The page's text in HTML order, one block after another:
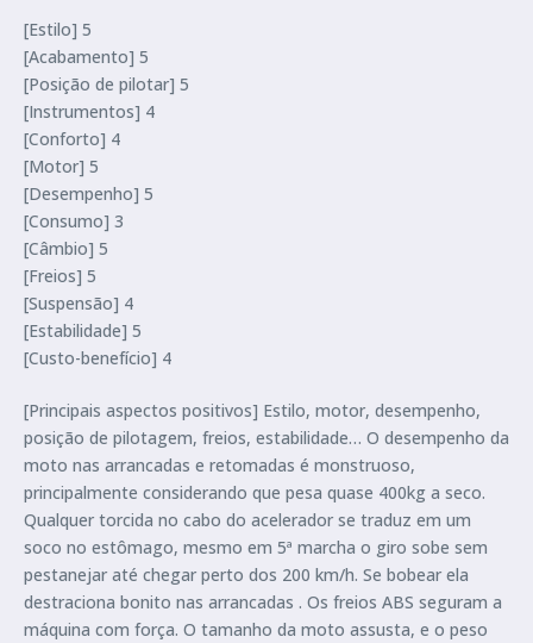
[Estilo] 5
[Acabamento] 5
[Posição de pilotar] 5
[Instrumentos] 4
[Conforto] 4
[Motor] 5
[Desempenho] 5
[Consumo] 3
[Câmbio] 5
[Freios] 5
[Suspensão] 4
[Estabilidade] 5
[Custo-benefício] 4
[Principais aspectos positivos] Estilo, motor, desempenho,
posição de pilotagem, freios, estabilidade… O desempenho da
moto nas arrancadas e retomadas é monstruoso,
principalmente considerando que pesa quase 400kg a seco.
Qualquer torcida no cabo do acelerador se traduz em um
soco no estômago, mesmo em 5ª marcha o giro sobe sem
pestanejar até chegar perto dos 200 km/h. Se bobear ela
destraciona bonito nas arrancadas . Os freios ABS seguram a
máquina com força. O tamanho da moto assusta, e o peso